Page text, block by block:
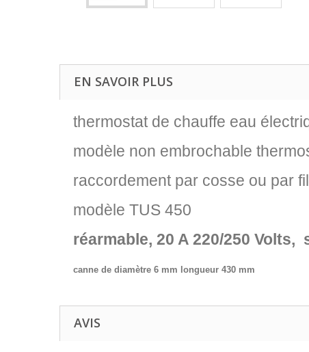
EN SAVOIR PLUS
thermostat de chauffe eau
modèle non embrochable
raccordement par cosse ou par
modèle TUS 450
réarmable, 20 A 220/250 Volts,
canne de diamètre 6 mm longueur 430 mm
AVIS